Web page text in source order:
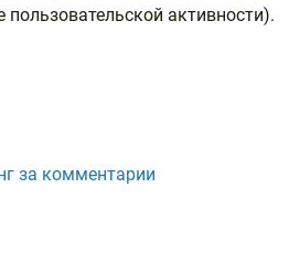
пользовательской активности).
за комментарии